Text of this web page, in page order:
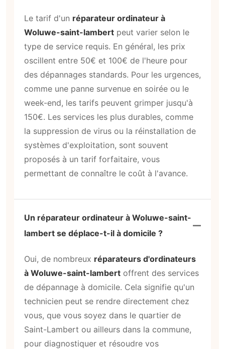
Le tarif d'un réparateur ordinateur à
Woluwe-saint-lambert peut varier selon le
type de service requis. En général, les prix
oscillent entre 50€ et 100€ de l'heure pour
des dépannages standards. Pour les urgences,
comme une panne survenue en soirée ou le
week-end, les tarifs peuvent grimper jusqu'à
150€. Les services les plus durables, comme
la suppression de virus ou la réinstallation de
systèmes d'exploitation, sont souvent
proposés à un tarif forfaitaire, vous
permettant de connaître le coût à l'avance.
Un réparateur ordinateur à Woluwe-saint-
lambert se déplace-t-il à domicile ?
Oui, de nombreux réparateurs d'ordinateurs
à Woluwe-saint-lambert offrent des services
de dépannage à domicile. Cela signifie qu'un
technicien peut se rendre directement chez
vous, que vous soyez dans le quartier de
Saint-Lambert ou ailleurs dans la commune,
pour diagnostiquer et résoudre vos